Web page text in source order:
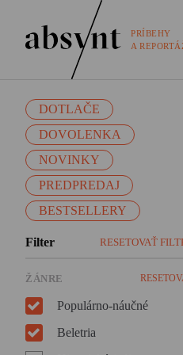
PRÍBEHY
A
DOTLAČE
DOVOLENKA
NOVINKY
PREDPREDAJ
BESTSELLERY
Filter RESETOVAŤ
ŽÁNRE
Populárno-náučné
Beletria